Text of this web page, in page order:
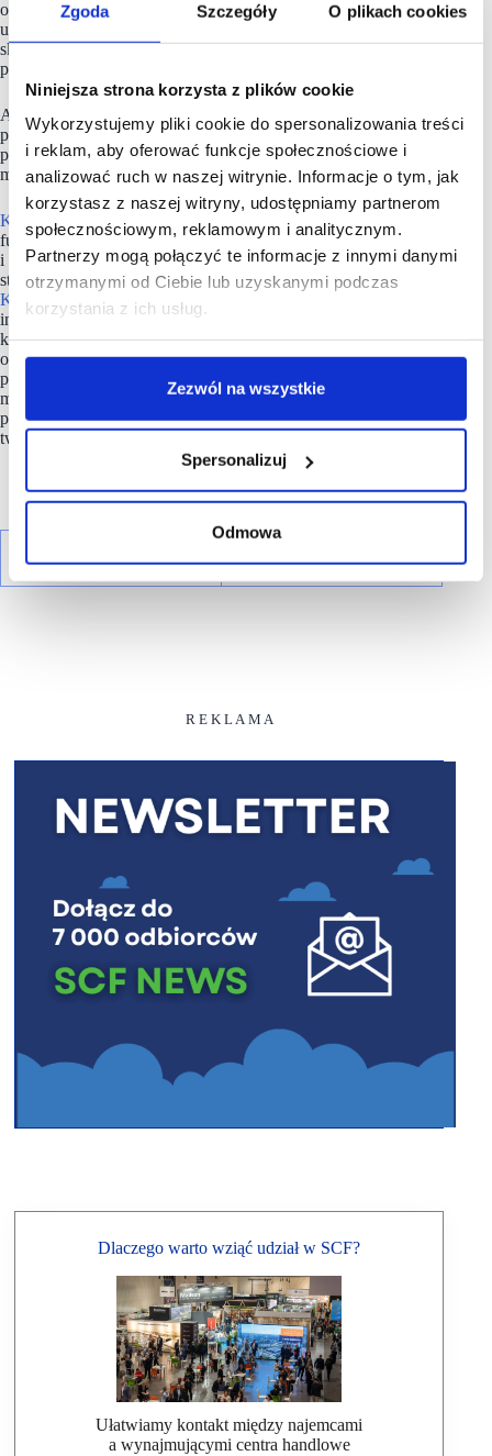
Zgoda Szczegóły O plikach cookies
Niniejsza strona korzysta z plików cookie
Wykorzystujemy pliki cookie do spersonalizowania treści
i reklam, aby oferować funkcje społecznościowe i
analizować ruch w naszej witrynie. Informacje o tym, jak
korzystasz z naszej witryny, udostępniamy partnerom
społecznościowym, reklamowym i analitycznym.
Partnerzy mogą połączyć te informacje z innymi danymi
otrzymanymi od Ciebie lub uzyskanymi podczas
korzystania z ich usług.
Zezwól na wszystkie
Spersonalizuj
Odmowa
oferująca artykuły spożywcze oraz produkty codziennego
użytku. W całej Europie Kaufland posiada ponad 1500
sklepów i zatrudnia ok. 155 000 pracowników. W Polsce sieć
posiada 253 markety i zatrudnia ok. 15 500 pracowników.
Asortyment sklepów Kaufland liczy kilkanaście tysięcy
produktów. Sieć koncentruje się przede wszystkim na ofercie
produktów świeżych – owoców i warzyw, produktów
mlecznych, a także mięsa, wędlin, serów i ryb.
Kaufland
realizuje swoją misję w oparciu o cztery
fundamentalne wartości, którymi są: jakość, wybór, cena
i łatwość zakupów. Jako firma odpowiedzialna, w ramach
strategii zrównoważonego rozwoju pn. „Zróbmy to razem”,
Kaufland
angażuje w swoje działania różne grupy
interesariuszy – pracowników, partnerów biznesowych,
klientów, lokalne społeczności, organizacje pozarządowe
oraz podejmuje i wspiera inicjatywy mające na celu
promowanie zdrowego odżywiania, przeciwdziałanie
marnowaniu żywności, poprawę dobrostanu zwierząt,
przeciwdziałanie zmianom klimatycznym, redukcję zużycia
tworzyw sztucznych.
R E K L A M A
Dlaczego warto wziąć udział w SCF?
Ułatwiamy kontakt między najemcami
a wynajmującymi centra handlowe